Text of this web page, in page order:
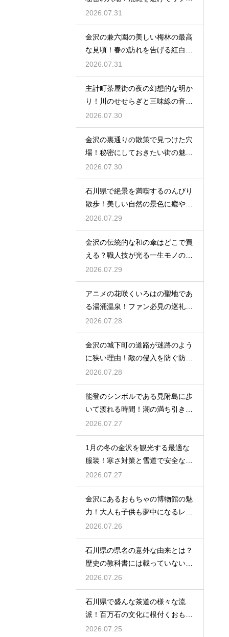
ッシュ
2026.07.31
金沢の兼六園の美しい梅林の最高
な見頃！春の訪れを告げる紅白の
花の絶景
2026.07.31
主計町茶屋街の夜の幻想的な明か
り！川のせせらぎと三味線の音色
に酔う
2026.07.30
金沢の裏通りの散策で見つけた穴
場！秘密にしておきたい街の魅力
を大発見
2026.07.30
石川県で絶景を満喫するのんびり
散歩！美しい自然の景色に癒やさ
れる休日
2026.07.29
金沢の伝統的な和の傘はどこで買
える？職人技が光る一生モノの工
芸品
2026.07.29
アニメの花咲くいろはの聖地であ
る湯涌温泉！ファン必見の巡礼ス
ポット
2026.07.28
金沢の城下町の道路が迷路のよう
に狭い理由！敵の侵入を防ぐ防衛
の知恵
2026.07.28
能登のシンボルである見附島に歩
いて渡れる時間！潮の満ち引きが
生む奇跡
2026.07.27
1月の冬の金沢を観光する最適な
服装！寒さ対策と雪道で安全な靴
の選び方
2026.07.27
金沢にあるおもちゃの博物館の魅
力！大人も子供も夢中になるレト
ロな世界
2026.07.26
石川県の県名の意外な由来とは？
歴史の教科書には載っていない興
味深い話
2026.07.26
石川県で盛んな茶道の様々な流
派！百万石の文化に根付くおもて
なしの心
2026.07.25